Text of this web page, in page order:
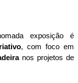
exposição é
, com foco em
nos projetos de